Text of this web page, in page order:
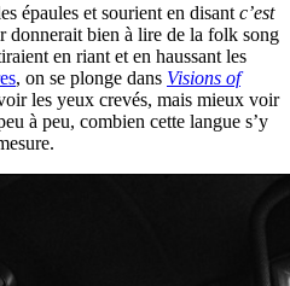
épaules et sourient en disant c’est
donnerait bien à lire de la folk song
en riant et en haussant les
, on se plonge dans Visions of
les yeux crevés, mais mieux voir
à peu, combien cette langue s’y